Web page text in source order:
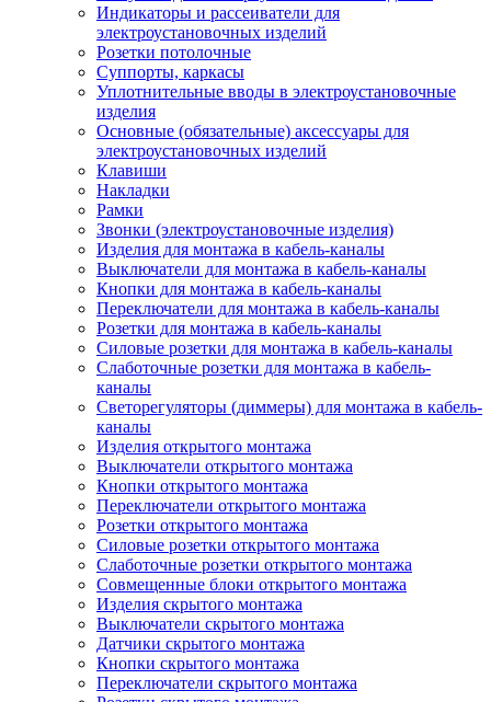
Индикаторы и рассеиватели для
электроустановочных изделий
Розетки потолочные
Суппорты, каркасы
Уплотнительные вводы в электроустановочные
изделия
Основные (обязательные) аксессуары для
электроустановочных изделий
Клавиши
Накладки
Рамки
Звонки (электроустановочные изделия)
Изделия для монтажа в кабель-каналы
Выключатели для монтажа в кабель-каналы
Кнопки для монтажа в кабель-каналы
Переключатели для монтажа в кабель-каналы
Розетки для монтажа в кабель-каналы
Силовые розетки для монтажа в кабель-каналы
Слаботочные розетки для монтажа в кабель-
каналы
Светорегуляторы (диммеры) для монтажа в кабель-
каналы
Изделия открытого монтажа
Выключатели открытого монтажа
Кнопки открытого монтажа
Переключатели открытого монтажа
Розетки открытого монтажа
Силовые розетки открытого монтажа
Слаботочные розетки открытого монтажа
Совмещенные блоки открытого монтажа
Изделия скрытого монтажа
Выключатели скрытого монтажа
Датчики скрытого монтажа
Кнопки скрытого монтажа
Переключатели скрытого монтажа